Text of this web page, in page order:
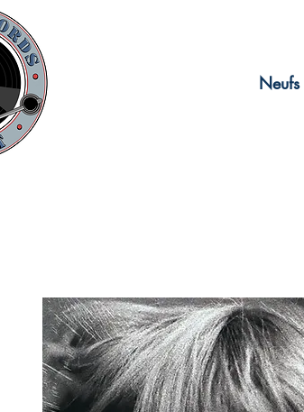
Neufs